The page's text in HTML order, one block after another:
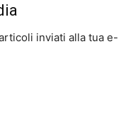
inviati alla tua e-